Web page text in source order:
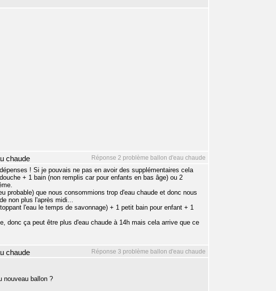
Réponse 2 problème ballon d'eau chaude
chaude
! Si je pouvais ne pas en avoir des supplémentaires cela
+ 1 bain (non remplis car pour enfants en bas âge) ou 2
probable) que nous consommions trop d'eau chaude et donc nous
non plus l'après midi...
l'eau le temps de savonnage) + 1 petit bain pour enfant + 1
donc ça peut être plus d'eau chaude à 14h mais cela arrive que ce
Réponse 3 problème ballon d'eau chaude
chaude
nouveau ballon ?